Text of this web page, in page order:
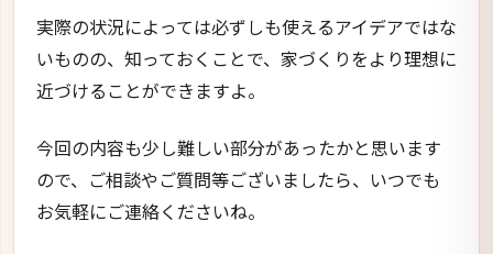
実際の状況によっては必ずしも使えるアイデアではな
いものの、知っておくことで、家づくりをより理想に
近づけることができますよ。
今回の内容も少し難しい部分があったかと思います
ので、ご相談やご質問等ございましたら、いつでも
お気軽にご連絡くださいね。